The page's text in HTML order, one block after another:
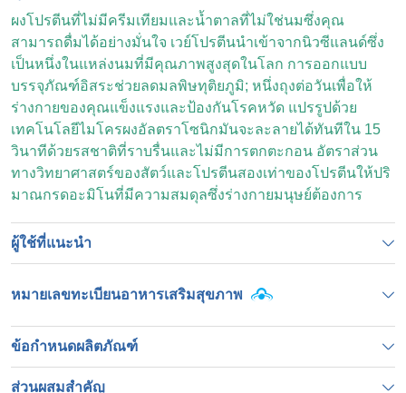
ผงโปรตีนที่ไม่มีครีมเทียมและน้ำตาลที่ไม่ใช่นมซึ่งคุณ
สามารถดื่มได้อย่างมั่นใจ เวย์โปรตีนนำเข้าจากนิวซีแลนด์ซึ่ง
เป็นหนึ่งในแหล่งนมที่มีคุณภาพสูงสุดในโลก การออกแบบ
บรรจุภัณฑ์อิสระช่วยลดมลพิษทุติยภูมิ; หนึ่งถุงต่อวันเพื่อให้
ร่างกายของคุณแข็งแรงและป้องกันโรคหวัด แปรรูปด้วย
เทคโนโลยีไมโครผงอัลตราโซนิกมันจะละลายได้ทันทีใน 15
วินาทีด้วยรสชาติที่ราบรื่นและไม่มีการตกตะกอน อัตราส่วน
ทางวิทยาศาสตร์ของสัตว์และโปรตีนสองเท่าของโปรตีนให้ปริ
มาณกรดอะมิโนที่มีความสมดุลซึ่งร่างกายมนุษย์ต้องการ
ผู้ใช้ที่แนะนำ
หมายเลขทะเบียนอาหารเสริมสุขภาพ
ข้อกำหนดผลิตภัณฑ์
ส่วนผสมสำคัญ